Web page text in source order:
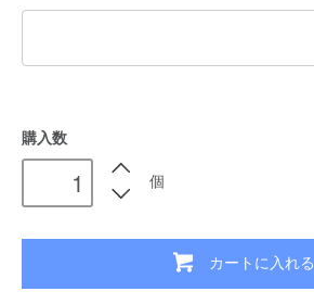
購入数
個
カートに入れる